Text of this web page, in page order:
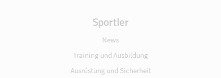
Sportler
News
Training und Ausbildung
Ausrüstung und Sicherheit